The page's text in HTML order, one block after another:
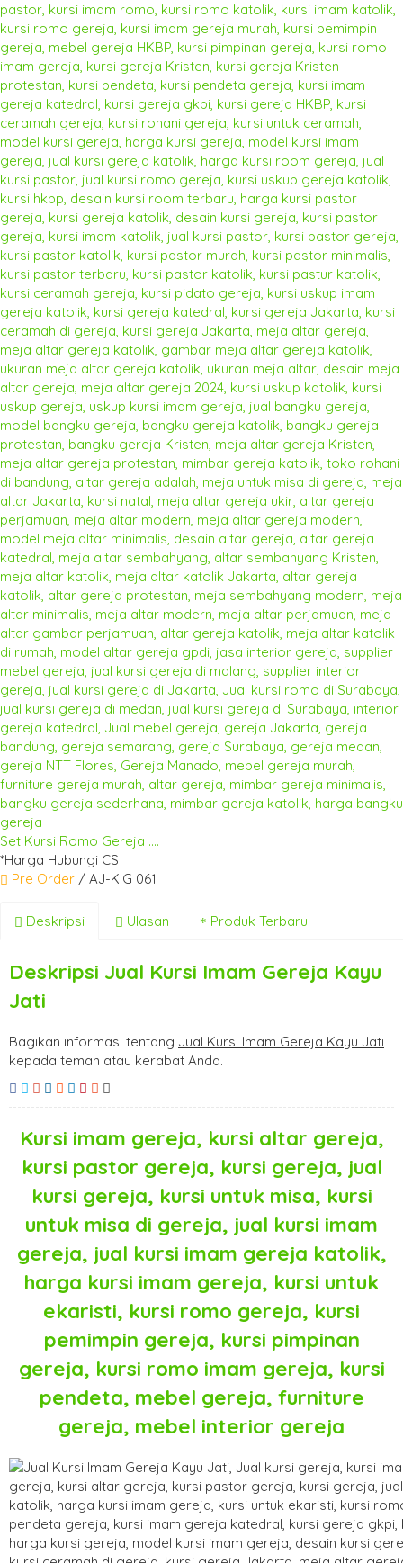
Set Kursi Romo Gereja ....
*Harga Hubungi CS
Pre Order / AJ-KIG 061
Deskripsi Ulasan Produk Terbaru
Deskripsi Jual Kursi Imam Gereja Kayu
Jati
Bagikan informasi tentang Jual Kursi Imam Gereja Kayu Jati
kepada teman atau kerabat Anda.
Kursi imam gereja, kursi altar gereja,
kursi pastor gereja, kursi gereja, jual
kursi gereja, kursi untuk misa, kursi
untuk misa di gereja, jual kursi imam
gereja, jual kursi imam gereja katolik,
harga kursi imam gereja, kursi untuk
ekaristi, kursi romo gereja, kursi
pemimpin gereja, kursi pimpinan
gereja, kursi romo imam gereja, kursi
pendeta, mebel gereja, furniture
gereja, mebel interior gereja